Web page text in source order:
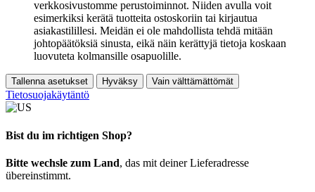
verkkosivustomme perustoiminnot. Niiden avulla voit
esimerkiksi kerätä tuotteita ostoskoriin tai kirjautua
asiakastilillesi. Meidän ei ole mahdollista tehdä mitään
johtopäätöksiä sinusta, eikä näin kerättyjä tietoja koskaan
luovuteta kolmansille osapuolille.
Tallenna asetukset Hyväksy Vain välttämättömät
Tietosuojakäytäntö
Bist du im richtigen Shop?
Bitte wechsle zum Land, das mit deiner Lieferadresse
übereinstimmt.